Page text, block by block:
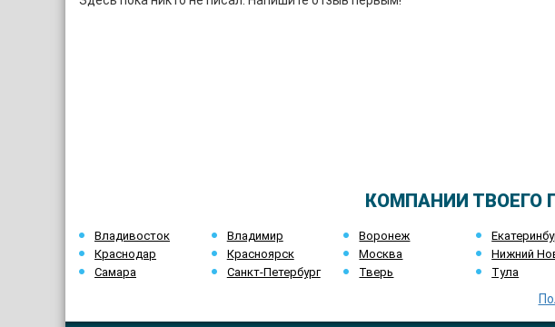
КОМПАНИИ ТВОЕГО
Владивосток Владимир Воронеж
Краснодар
Красноярск Москва Нижний
Самара
Санкт-Петербург Тверь Тула